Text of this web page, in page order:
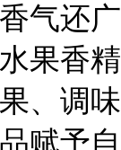
气还
果香
、调
赋予